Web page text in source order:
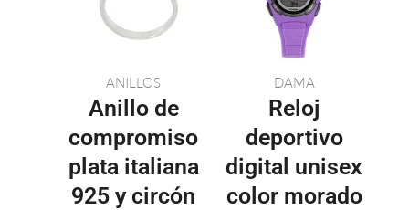
ANILLOS
Anillo de
compromiso
plata italiana
925 y circón
DAMA
Reloj
deportivo
digital unisex
color morado